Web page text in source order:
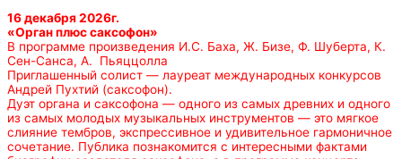
16 декабря 2026г.
«Орган плюс саксофон»
В программе произведения И.С. Баха, Ж. Бизе, Ф. Шуберта, К.
Сен-Санса, А. Пьяццолла
Приглашенный солист — лауреат международных конкурсов
Андрей Пухтий (саксофон).
Дуэт органа и саксофона — одного из самых древних и одного
из самых молодых музыкальных инструментов — это мягкое
слияние тембров, экспрессивное и удивительное гармоничное
сочетание. Публика познакомится с интересными фактами